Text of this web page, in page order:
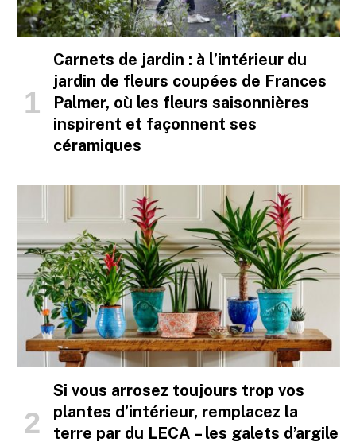
Carnets de jardin : à l’intérieur du
jardin de fleurs coupées de Frances
Palmer, où les fleurs saisonnières
inspirent et façonnent ses
céramiques
Si vous arrosez toujours trop vos
plantes d’intérieur, remplacez la
terre par du LECA – les galets d’argile